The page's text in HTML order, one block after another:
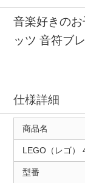
音楽好きの
ッツ 音符ブ
仕様詳細
商品名
LEGO（レゴ）
型番